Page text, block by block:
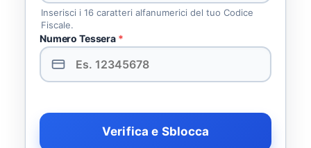
Inserisci i 16 caratteri alfanumerici del tuo Codice
Fiscale.
Numero Tessera *
Verifica e Sblocca